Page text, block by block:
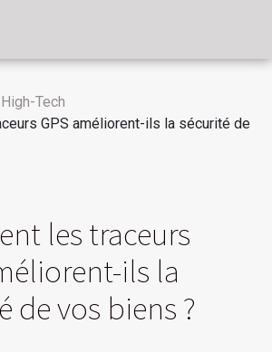
Tech
GPS améliorent-ils la sécurité de
les traceurs
ils la
de vos biens ?